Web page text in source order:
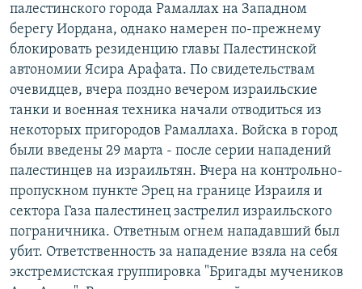
СОЦИАЛЬНЫЕ СЕТИ
Все сайты РСЕ/РС
палестинского города Рамаллах на Западном
берегу Иордана, однако намерен по-прежнему
блокировать резиденцию главы Палестинской
автономии Ясира Арафата. По свидетельствам
очевидцев, вчера поздно вечером израильские
танки и военная техника начали отводиться из
некоторых пригородов Рамаллаха. Войска в город
были введены 29 марта - после серии нападений
палестинцев на израильтян. Вчера на контрольно-
пропускном пункте Эрец на границе Израиля и
сектора Газа палестинец застрелил израильского
пограничника. Ответным огнем нападавший был
убит. Ответственность за нападение взяла на себя
экстремистская группировка "Бригады мучеников